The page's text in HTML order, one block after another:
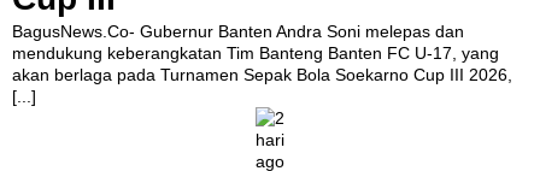
BagusNews.Co- Gubernur Banten Andra Soni melepas dan
mendukung keberangkatan Tim Banteng Banten FC U-17, yang
akan berlaga pada Turnamen Sepak Bola Soekarno Cup III 2026,
[...]